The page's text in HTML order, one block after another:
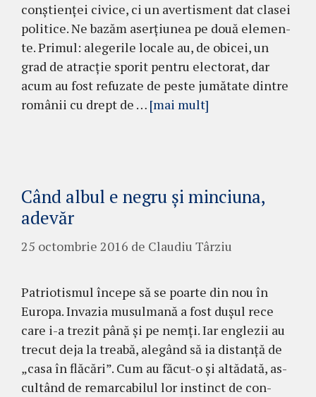
con­ştienţei civice, ci un aver­tis­ment dat clasei
po­litice. Ne ba­zăm aser­ţiunea pe două ele­men­
te. Primul: ale­gerile locale au, de obicei, un
grad de atrac­ţie sporit pen­tru elec­torat, dar
acum au fost refuzate de peste jumătate dintre
româ­nii cu drept de … [mai mult]
Când albul e negru şi minciuna,
adevăr
25 octombrie 2016 de Claudiu Târziu
Patriotismul începe să se poarte din nou în
Europa. Invazia musulmană a fost duşul rece
care i-a trezit până şi pe nemţi. Iar englezii au
trecut deja la treabă, alegând să ia distanţă de
„casa în flăcări”. Cum au fă­cut-o şi altădată, as­
cultând de remarcabilul lor instinct de con­